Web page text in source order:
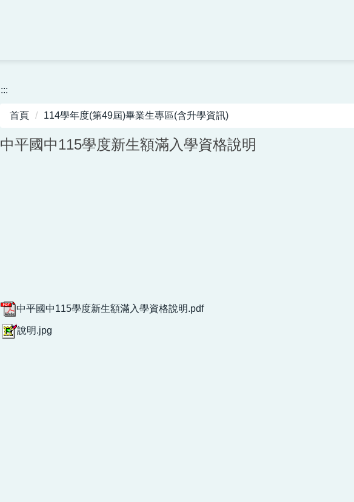
:::
首頁 114學年度(第49屆)畢業生專區(含升學資訊)
中平國中115學度新生額滿入學資格說明
中平國中115學度新生額滿入學資格說明.pdf
說明.jpg